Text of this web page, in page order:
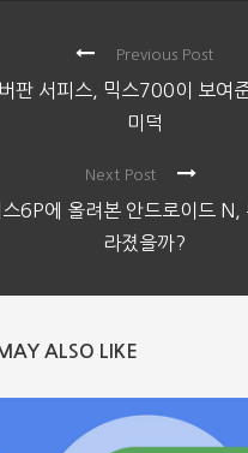
Previous Post
판 서피스, 믹스700이 보여
미덕
Next Post
스6P에 올려본 안드로이드 N,
라졌을까?
ALSO LIKE